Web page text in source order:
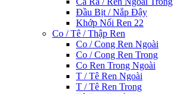
Đầu Bịt / Nắp Đậy
Khớp Nối Ren 22
Co / Tê / Thập Ren
Co / Cong Ren Ngoài
Co / Cong Ren Trong
Co Ren Trong Ngoài
T / Tê Ren Ngoài
T / Tê Ren Trong